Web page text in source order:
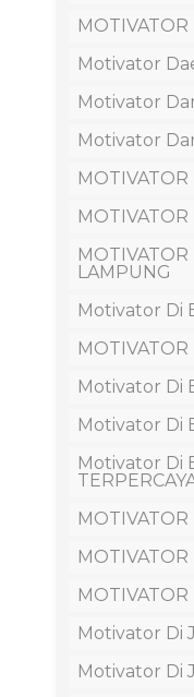
Motivator
Motivator
Motivator
MOTIVATOR
MOTIVATOR
LAMPUNG
Motivator Di
Motivator Di
Motivator Di
Motivator Di
MOTIVATOR
MOTIVATOR
Motivator Di
Motivator Di